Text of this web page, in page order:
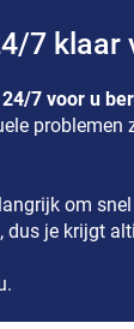
7 klaar
24/7 voor u
problemen
om
dus je krijgt